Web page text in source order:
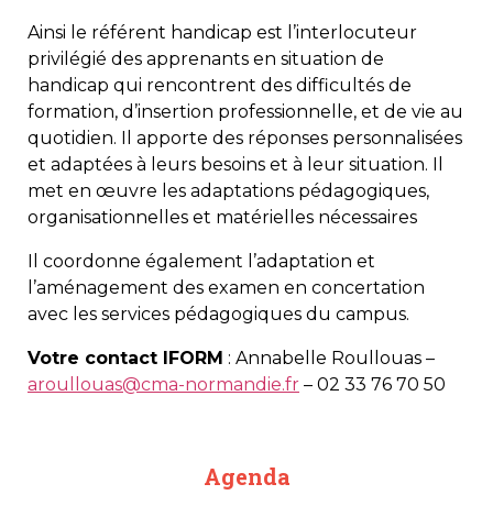
Ainsi le référent handicap est l’interlocuteur
privilégié des apprenants en situation de
handicap qui rencontrent des difficultés de
formation, d’insertion professionnelle, et de vie au
quotidien. Il apporte des réponses personnalisées
et adaptées à leurs besoins et à leur situation. Il
met en œuvre les adaptations pédagogiques,
organisationnelles et matérielles nécessaires
Il coordonne également l’adaptation et
l’aménagement des examen en concertation
avec les services pédagogiques du campus.
Votre contact IFORM : Annabelle Roullouas –
aroullouas@cma-normandie.fr – 02 33 76 70 50
Agenda